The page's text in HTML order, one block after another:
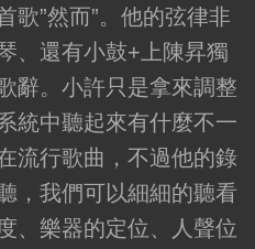
歌”然而”。他的弦律非
、還有小鼓+上陳昇獨
辭。小許只是拿來調整
統中聽起來有什麼不一
流行歌曲，不過他的錄
，我們可以細細的聽看
、樂器的定位、人聲位